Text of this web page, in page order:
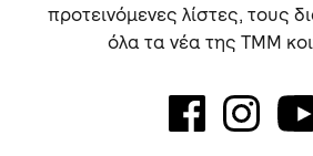
προτεινόμενες λίστες, τους
όλα τα νέα της TMM